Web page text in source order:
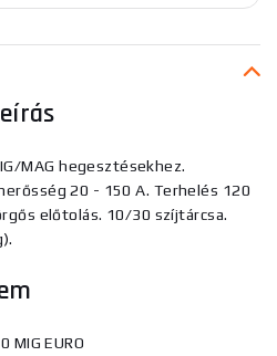
MAG hegesztésekhez.
20 - 150 A. Terhelés 120
előtolás. 10/30 szíjtárcsa.
MIG EURO